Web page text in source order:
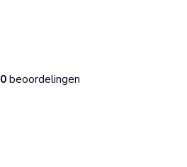
0beoordelingen